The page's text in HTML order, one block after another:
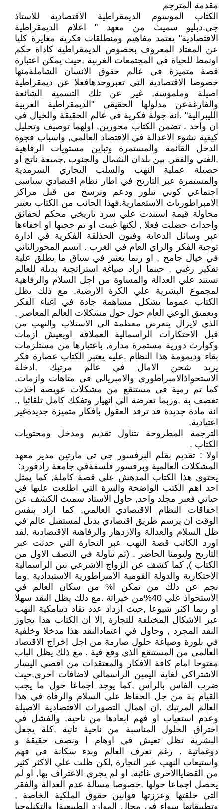
مقدمة المترجم
الكتاب الموسوم الديمقراطية الاقتصادية للاستاذ
جي.دبليو سميث من معهد " اعلام الديمقراطية
الاقتصادية" يعتمد مفاهيم ومنطلقات فكرية مغايرة كليا
عن المعتاد المعروف بخصوص الديمقراطية كاداة حكم
اونمط للحياة في المجتمعات الغربية ,حيث يمكن اعتبارة
قصة متميزة في عالم حقوق الانسان الشاملةمنها
خصوصا الاقتصادية التي تعبروحدهافعلا عن ديمقراطية
اصيلة وملموسة, غير عن تلك التسمية الشائعة
والفارغةعن مدلولها الحقيقي "الديمقراطية الغربية
الليبرالية" .انة جولة فكرية في عالم الحقيقة والخيال في
ان واحد . تضمن الكتاب محورين, اولهما توصيف وتحليل
كيفية نشوء الاعدالة في الاقتصاد العالمي, واسباب فجوة
الدخل القائمة والمستمرة وتباين مستويات الرفاهية
,الغني والفقر, بين بلدان الشمال والجنوب ,جميعة ناتج او
حصيلة عملية النهب والسلب التجاري السرمدية
والمستمرة عبر التاريخ في اطار نظام اقتصادي سياسى
اجتماعي كوني تبلور ودعم وترسخ من قبل مراكز
الامبراطوريات الاستعمارية.فهذا الجانب من الكتاب يعتبر
محاولة قيمة استندت علي سرد تاريخي محكم لحقائق
واحداث حصلت فعلا , لكنها غيبت او تم حجبها او اخفاءها
عبر وسائل الدعاية وفنون الحذلقة الفكرية في ادارة
توجية الفكر والراي العام في الغرب . اتسم المحورالثاني
في خيال جامح , او ربما يعتبر في سياق ما يطلق علية
تفكير رغبي , حينما اراد صياغة استراتجية بديلة للعالم
تستند علي العدالة والمساوة من اجل السلام والرفاهية
لمجموع البشرية علي الكرة الارضية. مع ذلك يظل
الكتاب عموما يشكل مساهمة جادة في اغناء الفكر
وتعميق الوعي العام حول حول مشكلات العالم المعاصر ,
الذي لايزال يتعرض معظمة الي الاستلاب والنهب من
قبل الاحتكارات الراسمالية العملاقة اويعيش ازمات
وكوارث دورية مستمرة مدارة, باعتبارها من مستلزمات
بقاء وديمومة هذا النظام .علية يعتبر الكتاب عصارة فكر
يريد شحن الامال في عالم مرتبك ,ادخلة
الاستحواذالامبراطوري والامبريالي في متاهات وازمات,
كما تم رمية في مستنقع من مشكلات عويصة اخذت
تعصف بة ,وربما تعرضة الي انهيار وتفكك كامل تلقائيا ,.
انة مادة جديدة قد ترفد العقول بافكار متميزة جديدةغير
اعتيادية,
الترجمة المطروحة تتناول تقديم ومدخل ومحتويات
الكتاب .
اولا : تقديم بقلم البرفسور جي تي مارتين مدير معهد
المشكلات العالمية وبرفسور فلسفةفي جامعة رادفورد:
يحتوي هذا الكتاب المدهش علي قصة كاملة, كما يمثل
احد اهم الكتب الواضحة والنيرة التي اطلعت عليها في
حياتي فعبر مجلد واحد, حاول الاستاذ سميث الكشف عن
اخفاقات النظام الاقتصادي العالمي, كما اراد بنفس
الوقت ان يرسم طريق اقتصادي بديل لمستقبل عالم في
ظل السلام والعدالة والازدهار والرفاهية الاقتصادية .لقد
اورد الكاتب قصة النهب عبر التجارة التي حدثت عبر
التاريخ وليومنا الحاضر . (تم تناولة في النصف الاول من
الكتاب ), كما كشف عن الزواج الاشرعي بين الراسمالية
الاحتكارية والدولة القومية الامبراطورية الاستبدادية ,وما
نجم عن ذلك من تمكن ا% من سكان العالم في
الاستحواذ علي 40%من خيراتة .مع ذلك يظل النقد سهلا
او ربما اكثر شيوعا ,حيث ازداد عدد نقاد دينامكية النهب
عبر الاشكال المختلفة للتجارة ,الا ان الكتاب هذا تجاوز
النقد المجرد , وحاول في اعتمادالنقد هذا مدخلا وخلفية
في بلورة وصياغة حلول صارمة من اجل اخراج الاقتصاد
العالمي من المستنقع الذي وقع فية . مع ذلك يظل الباب
مفتوحا امام كافة الافكار والمعتقدات من اقصي اليسار
الاشتراكي لغاية اليمين الراسمالي لاضافات اخري,حيث
ضرب الفاس بالراس ,كما يوجد اجماعا حول ما يجب
القيام بة من جل الحفاظ علي السلام والرفاة في هذا
العالم المرتبك .ان اهمال التصورات الاقتصادية الاصيلة
وعدم استعياب او فهم ابعادها من ناحية, والفشل في
اختراق الحلول المناسبة من ناحية ثانية ,كلة يجعل
البشرية تظل تعيش في اوهام ا ونصف حقيقة و
دوغماتية . رغم تعرف العالم وبدء سكانة في فهم
واستيعاب النهب عبر التجارة ,لكن ظلت علي الاكثر كثير
من القضاياالاخري غائبة, او لم يجري الاعتراف بها, او لم
يحصل اجماعا حولها ,خصوصا مسالة عدم العدالة والفقر
التي خلقتها وعززتها قوانين حقوق الملكية الخاصة ,
وتطبيقاتها سواء في مجال الموارد الطبيعيةا والتكنلوجيا